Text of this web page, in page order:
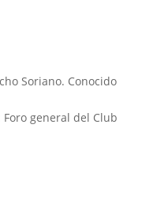
Soriano. Conocido
Foro general del Club